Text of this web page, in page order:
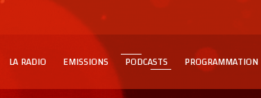
LA RADIO EMISSIONS PODCASTS PROGRAMMATION